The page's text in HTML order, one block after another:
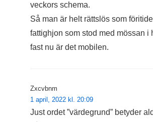
veckors schema.
Så man är helt rättslös som
fattighjon som stod med mössan i
fast nu är det mobilen.
Zxcvbnm
1 april, 2022 kl. 20:09
Just ordet ”värdegrund” betyder